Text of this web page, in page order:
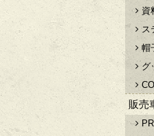
資
ス
帽
グ
販売